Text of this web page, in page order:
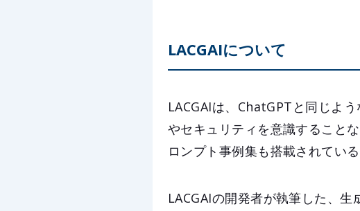
LACGAIについて
LACGAIは、ChatGPTと同じよ
やセキュリティを意識すること
ロンプト事例集も搭載されてい
LACGAIの開発者が執筆した、